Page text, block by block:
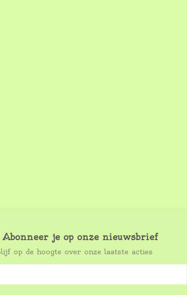
Abonneer je op onze nieuwsbrief
op de hoogte over onze laatste acties